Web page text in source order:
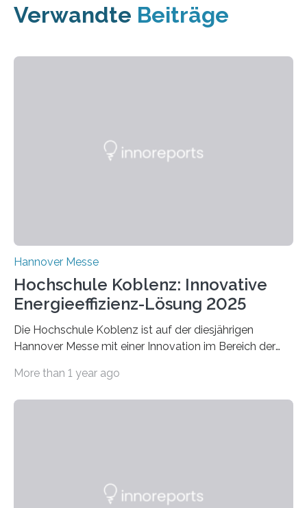
Verwandte Beiträge
Hannover Messe
Hochschule Koblenz: Innovative
Energieeffizienz-Lösung 2025
Die Hochschule Koblenz ist auf der diesjährigen
Hannover Messe mit einer Innovation im Bereich der
2025 stellt das Forschungsteam um Prof. Dr. Marc
auf die Erzeugung von Druckluft. Die Forschenden des
More than 1 year ago